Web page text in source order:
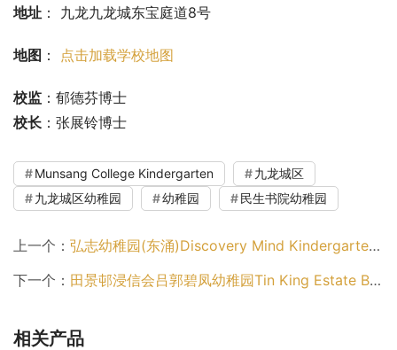
地址 ： 九龙九龙城东宝庭道8号
地图 ： 点击加载学校地图
校监 ：郁德芬博士
校长 ：张展铃博士
Munsang College Kindergarten
九龙城区
九龙城区幼稚园
幼稚园 民生书院幼稚园
上一个： 弘志幼稚园(东涌)Discovery Mind Kindergarten (Tung Chung)（离岛区幼稚园）
下一个： 田景邨浸信会吕郭碧凤幼稚园Tin King Estate Baptist Lui Kwok Pat Fong Kindergarten（屯门区幼稚园）
相关产品